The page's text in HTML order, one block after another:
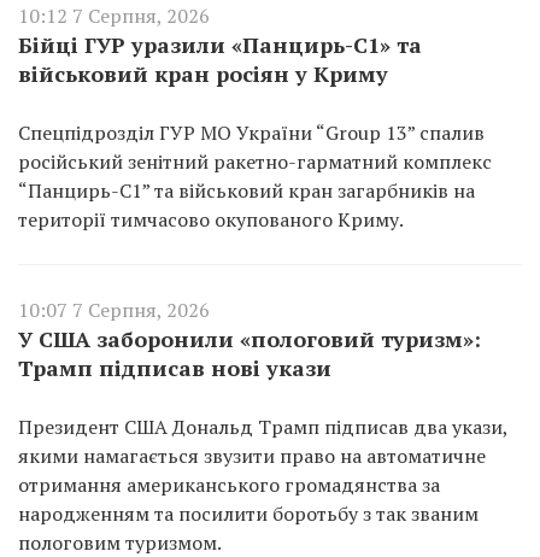
10:12 7 Серпня, 2026
Бійці ГУР уразили «Панцирь-С1» та
військовий кран росіян у Криму
Спецпідрозділ ГУР МО України “Group 13” спалив
російський зенітний ракетно-гарматний комплекс
“Панцирь-С1” та військовий кран загарбників на
території тимчасово окупованого Криму.
10:07 7 Серпня, 2026
У США заборонили «пологовий туризм»:
Трамп підписав нові укази
Президент США Дональд Трамп підписав два укази,
якими намагається звузити право на автоматичне
отримання американського громадянства за
народженням та посилити боротьбу з так званим
пологовим туризмом.